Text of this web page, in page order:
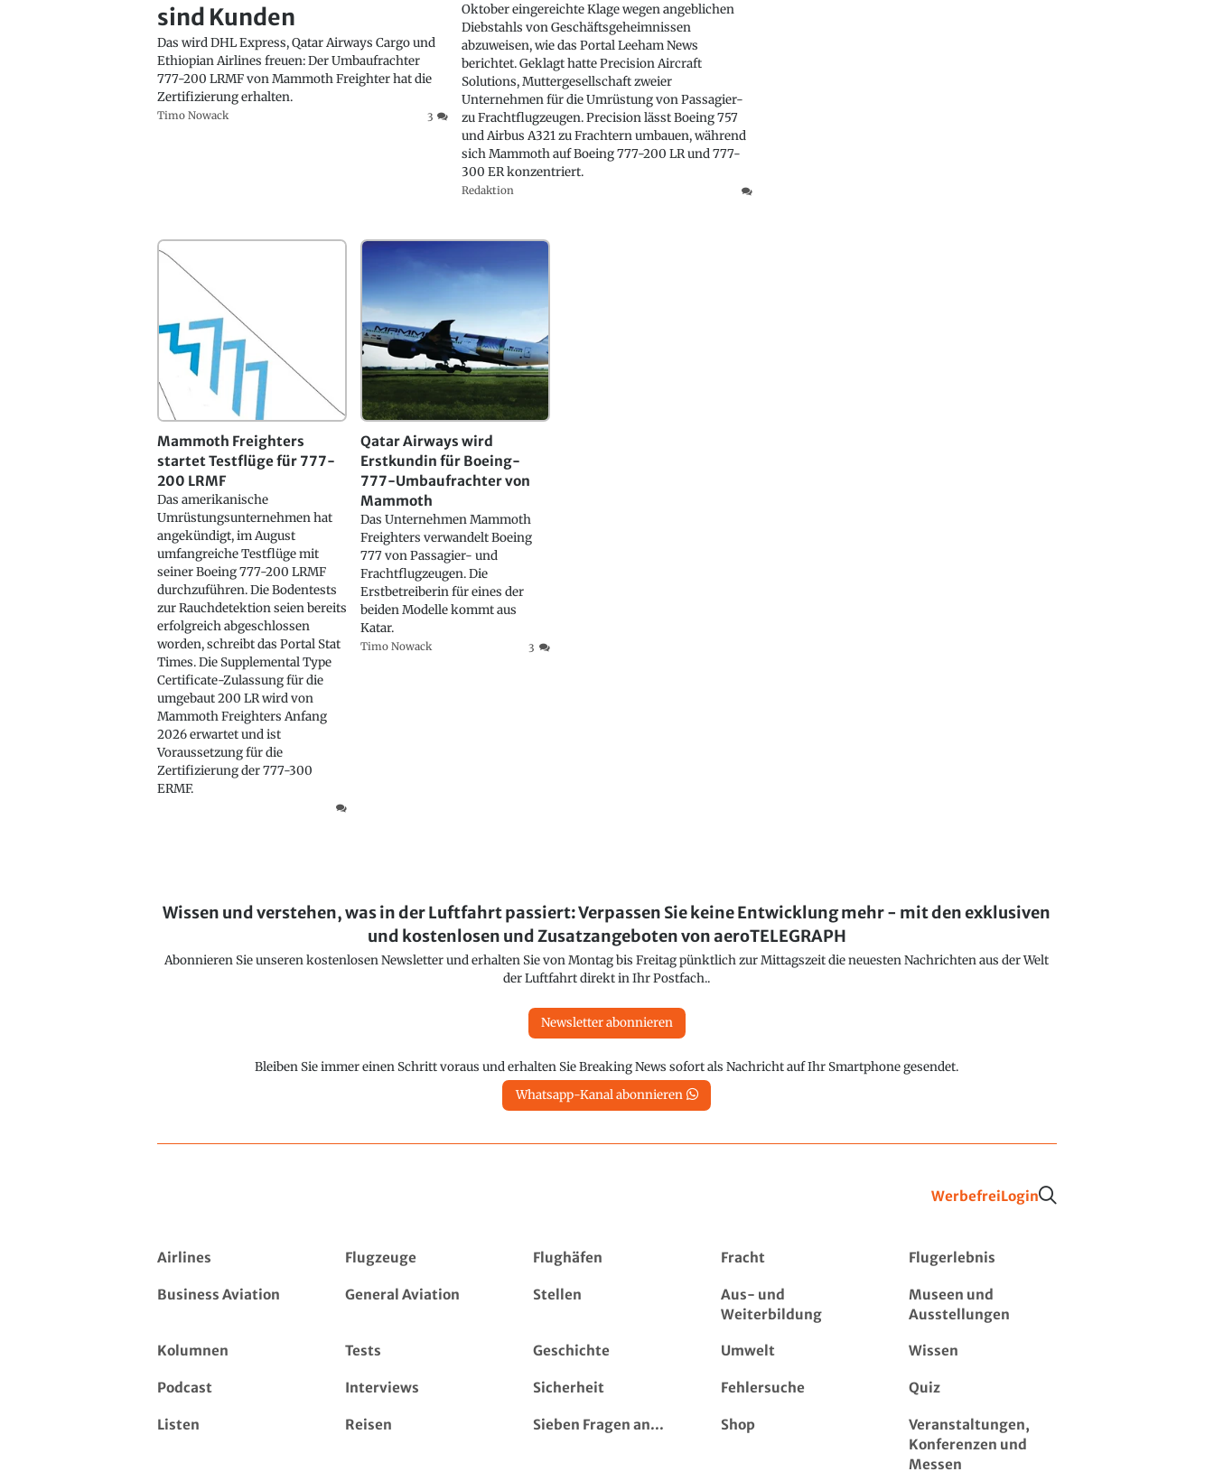
sind Kunden
Das wird DHL Express, Qatar Airways Cargo und
Ethiopian Airlines freuen: Der Umbaufrachter
777-200 LRMF von Mammoth Freighter hat die
Zertifizierung erhalten.
Timo Nowack 3
Oktober eingereichte Klage wegen angeblichen
Diebstahls von Geschäftsgeheimnissen
abzuweisen, wie das Portal Leeham News
berichtet. Geklagt hatte Precision Aircraft
Solutions, Muttergesellschaft zweier
Unternehmen für die Umrüstung von Passagier-
zu Frachtflugzeugen. Precision lässt Boeing 757
und Airbus A321 zu Frachtern umbauen, während
sich Mammoth auf Boeing 777-200 LR und 777-
300 ER konzentriert.
Redaktion
Mammoth Freighters
startet Testflüge für 777-
200 LRMF
Das amerikanische
Umrüstungsunternehmen hat
angekündigt, im August
umfangreiche Testflüge mit
seiner Boeing 777-200 LRMF
durchzuführen. Die Bodentests
zur Rauchdetektion seien bereits
erfolgreich abgeschlossen
worden, schreibt das Portal Stat
Times. Die Supplemental Type
Certificate-Zulassung für die
umgebaut 200 LR wird von
Mammoth Freighters Anfang
2026 erwartet und ist
Voraussetzung für die
Zertifizierung der 777-300
ERMF.
Qatar Airways wird
Erstkundin für Boeing-
777-Umbaufrachter von
Mammoth
Das Unternehmen Mammoth
Freighters verwandelt Boeing
777 von Passagier- und
Frachtflugzeugen. Die
Erstbetreiberin für eines der
beiden Modelle kommt aus
Katar.
Timo Nowack 3
Wissen und verstehen, was in der Luftfahrt passiert: Verpassen Sie keine Entwicklung mehr - mit den exklusiven
und kostenlosen und Zusatzangeboten von aeroTELEGRAPH
Abonnieren Sie unseren kostenlosen Newsletter und erhalten Sie von Montag bis Freitag pünktlich zur Mittagszeit die neuesten Nachrichten aus der Welt
der Luftfahrt direkt in Ihr Postfach..
Newsletter abonnieren
Bleiben Sie immer einen Schritt voraus und erhalten Sie Breaking News sofort als Nachricht auf Ihr Smartphone gesendet.
Whatsapp-Kanal abonnieren
WerbefreiLogin
Airlines Flugzeuge Flughäfen Fracht Flugerlebnis
Business Aviation General Aviation Stellen
Aus- und
Weiterbildung
Museen und
Ausstellungen
Kolumnen Tests Geschichte Umwelt Wissen
Podcast Interviews Sicherheit Fehlersuche Quiz
Listen Reisen Sieben Fragen an... Shop
Veranstaltungen,
Konferenzen und
Messen